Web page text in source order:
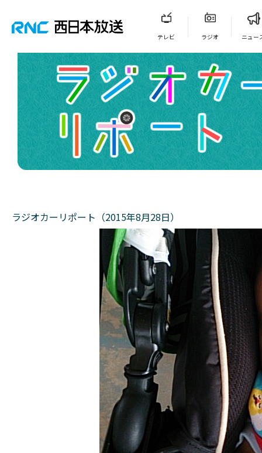
テレビ ラジオ ニュー
ラジオカーリポート（2015年8月28日）